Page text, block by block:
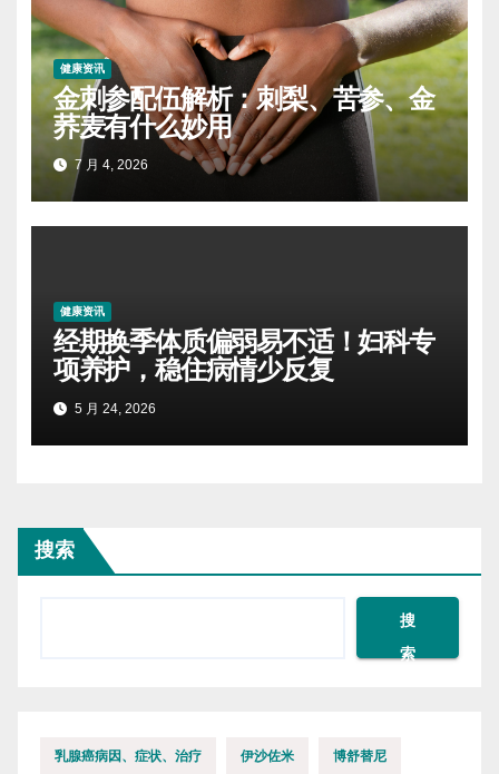
健康资讯
金刺参配伍解析：刺梨、苦参、金
荞麦有什么妙用
7 月 4, 2026
健康资讯
经期换季体质偏弱易不适！妇科专
项养护，稳住病情少反复
5 月 24, 2026
搜索
搜
索
乳腺癌病因、症状、治疗 伊沙佐米 博舒替尼